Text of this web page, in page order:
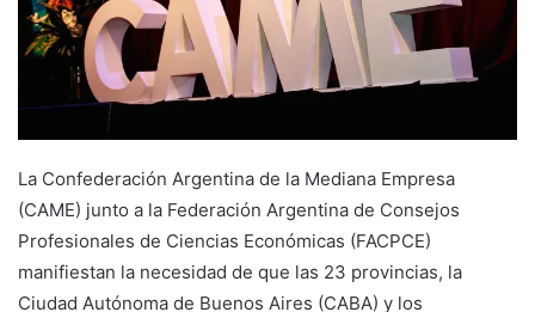
La Confederación Argentina de la Mediana Empresa
(CAME) junto a la Federación Argentina de Consejos
Profesionales de Ciencias Económicas (FACPCE)
manifiestan la necesidad de que las 23 provincias, la
Ciudad Autónoma de Buenos Aires (CABA) y los